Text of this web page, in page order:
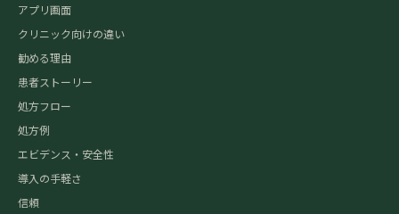
アプリ画面
クリニック向けの違い
勧める理由
患者ストーリー
処方フロー
処方例
エビデンス・安全性
導入の手軽さ
信頼